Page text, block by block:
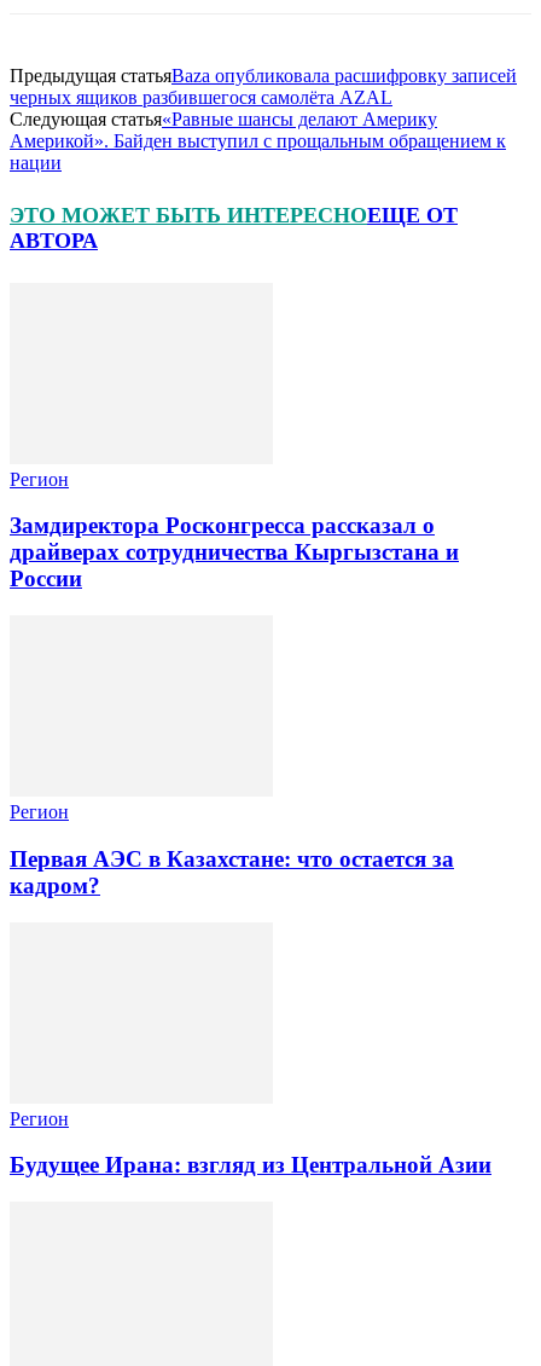
Предыдущая статьяBaza опубликовала расшифровку записей
черных ящиков разбившегося самолёта AZAL
Следующая статья«Равные шансы делают Америку
Америкой». Байден выступил с прощальным обращением к
нации
ЭТО МОЖЕТ БЫТЬ ИНТЕРЕСНОЕЩЕ ОТ
АВТОРА
Регион
Замдиректора Росконгресса рассказал о
драйверах сотрудничества Кыргызстана и
России
Регион
Первая АЭС в Казахстане: что остается за
кадром?
Регион
Будущее Ирана: взгляд из Центральной Азии